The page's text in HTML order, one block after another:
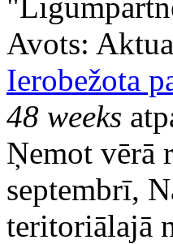
Avots:
Ierobežota
48 weeks
Ņemot vērā
septembrī,
teritoriālajā